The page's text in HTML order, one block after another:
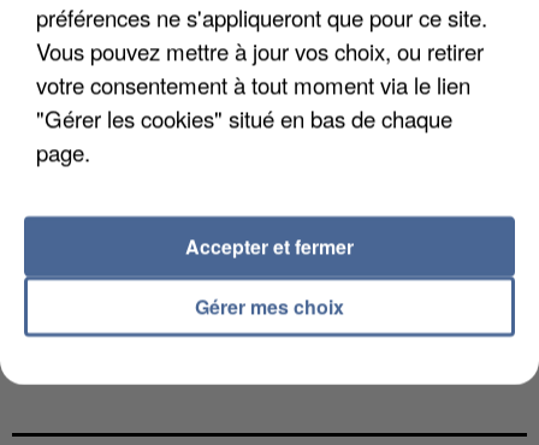
UNE TOURISTE DE L’OISE EMPORTÉE PAR UNE
préférences ne s'appliqueront que pour ce site.
Vous pouvez mettre à jour vos choix, ou retirer
votre consentement à tout moment via le lien
"Gérer les cookies" situé en bas de chaque
page.
Gérer mes choix
Accepter et fermer